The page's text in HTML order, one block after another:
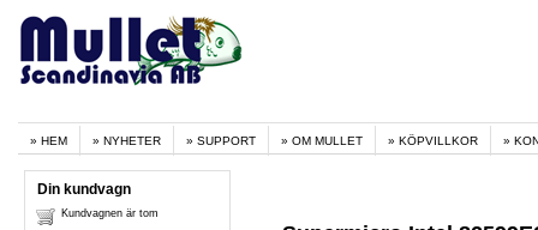
HEM NYHETER SUPPORT OM MULLET KÖPVILLKOR
Din kundvagn
Kundvagnen är tom